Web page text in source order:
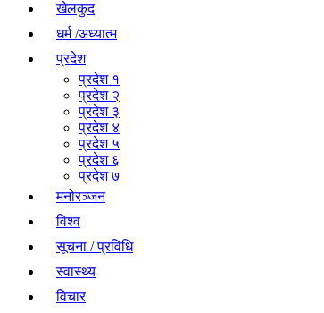
खेलकुद
धर्म /अध्यात्म
प्रदेश
प्रदेश १
प्रदेश २
प्रदेश ३
प्रदेश ४
प्रदेश ५
प्रदेश ६
प्रदेश ७
मनोरञ्जन
विश्व
सूचना / प्रविधि
स्वास्थ्य
विचार